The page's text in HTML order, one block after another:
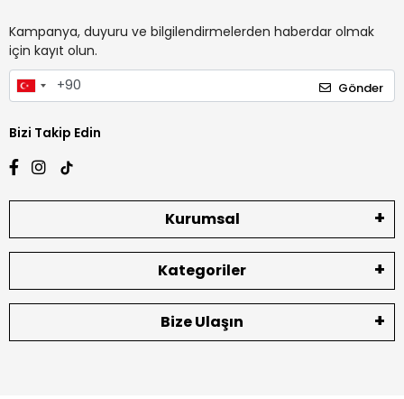
Kampanya, duyuru ve bilgilendirmelerden haberdar olmak
için kayıt olun.
Gönder
Bizi Takip Edin
Kurumsal
Kategoriler
Bize Ulaşın